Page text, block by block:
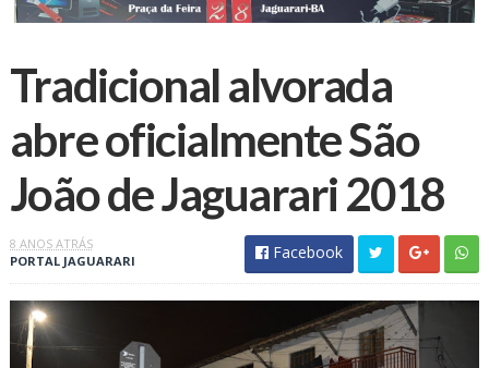
Tradicional alvorada
abre oficialmente São
João de Jaguarari 2018
8 ANOS ATRÁS
PORTAL JAGUARARI
Facebook